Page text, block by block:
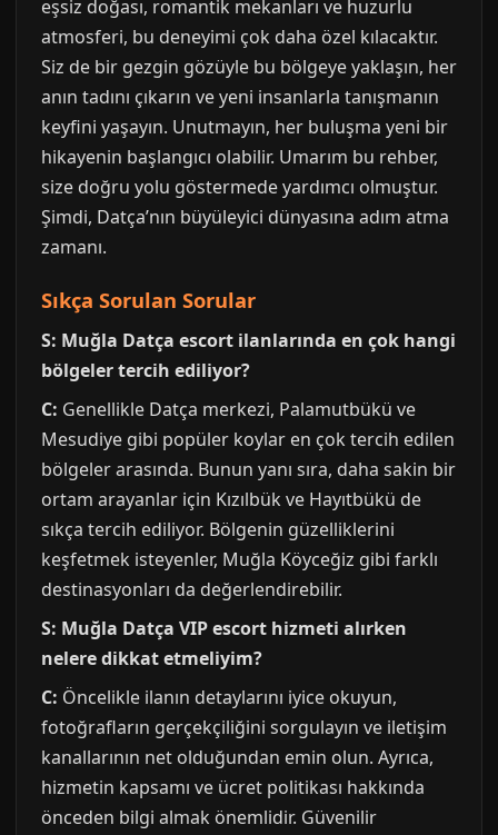
eşsiz doğası, romantik mekanları ve huzurlu
atmosferi, bu deneyimi çok daha özel kılacaktır.
Siz de bir gezgin gözüyle bu bölgeye yaklaşın, her
anın tadını çıkarın ve yeni insanlarla tanışmanın
keyfini yaşayın. Unutmayın, her buluşma yeni bir
hikayenin başlangıcı olabilir. Umarım bu rehber,
size doğru yolu göstermede yardımcı olmuştur.
Şimdi, Datça’nın büyüleyici dünyasına adım atma
zamanı.
Sıkça Sorulan Sorular
S: Muğla Datça escort ilanlarında en çok hangi
bölgeler tercih ediliyor?
C: Genellikle Datça merkezi, Palamutbükü ve
Mesudiye gibi popüler koylar en çok tercih edilen
bölgeler arasında. Bunun yanı sıra, daha sakin bir
ortam arayanlar için Kızılbük ve Hayıtbükü de
sıkça tercih ediliyor. Bölgenin güzelliklerini
keşfetmek isteyenler, Muğla Köyceğiz gibi farklı
destinasyonları da değerlendirebilir.
S: Muğla Datça VIP escort hizmeti alırken
nelere dikkat etmeliyim?
C: Öncelikle ilanın detaylarını iyice okuyun,
fotoğrafların gerçekçiliğini sorgulayın ve iletişim
kanallarının net olduğundan emin olun. Ayrıca,
hizmetin kapsamı ve ücret politikası hakkında
önceden bilgi almak önemlidir. Güvenilir